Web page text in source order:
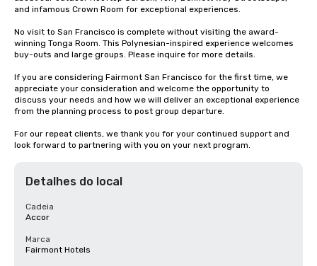
and infamous Crown Room for exceptional experiences.
No visit to San Francisco is complete without visiting the award-
winning Tonga Room. This Polynesian-inspired experience welcomes
buy-outs and large groups. Please inquire for more details.
If you are considering Fairmont San Francisco for the first time, we
appreciate your consideration and welcome the opportunity to
discuss your needs and how we will deliver an exceptional experience
from the planning process to post group departure.
For our repeat clients, we thank you for your continued support and
look forward to partnering with you on your next program.
Detalhes do local
Cadeia
Accor
Marca
Fairmont Hotels